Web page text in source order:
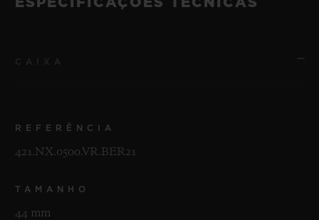
REFERÊNCIA
421.NX.0500.VR.BER21
TAMANHO
44 mm